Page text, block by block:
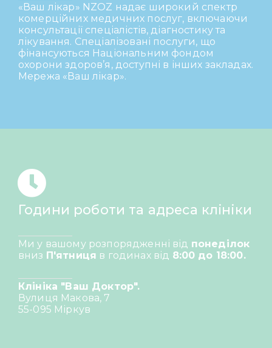
«Ваш лікар» NZOZ надає широкий спектр
комерційних медичних послуг, включаючи
консультації спеціалістів, діагностику та
лікування. Спеціалізовані послуги, що
фінансуються Національним фондом
охорони здоров’я, доступні в інших закладах.
Мережа «Ваш лікар».
Години роботи та адреса клініки
Ми у вашому розпорядженні від понеділок
вниз П'ятниця в годинах від 8:00 до 18:00.
Клініка "Ваш Доктор".
Вулиця Макова, 7
55-095 Міркув